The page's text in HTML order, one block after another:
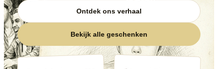
Ontdek ons verhaal
Bekijk alle geschenken